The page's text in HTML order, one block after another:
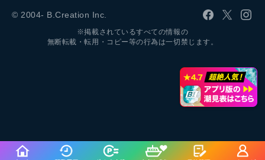
© 2004- B.Creation Inc.
※掲載されているすべての情報の
無断転載・転用・コピー等の行為は一切禁じます。